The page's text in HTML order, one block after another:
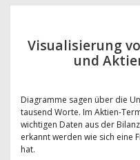
Visualisierung
und
Diagramme sagen über die
tausend Worte. Im Aktien-
wichtigen Daten aus der
erkannt werden wie sich eine
hat.